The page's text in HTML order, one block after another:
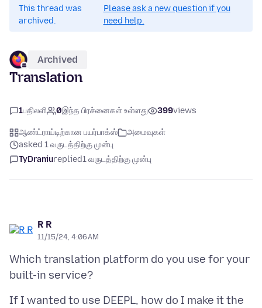
This thread was
archived.
Please ask a new question if you
need help.
Archived
Translation
1பதிலளி 0இந்த பிரச்னைகள் உள்ளது 399views
ஆண்ட்ராய்டிற்கான பயர்பாக்ஸ்
அமைவுகள்
asked 1 வருடத்திற்கு முன்பு
TyDraniureplied1 வருடத்திற்கு முன்பு
R R
11/15/24, 4:06 AM
Which translation platform do you use for your
If I wanted to use DEEPL, how do I make it the